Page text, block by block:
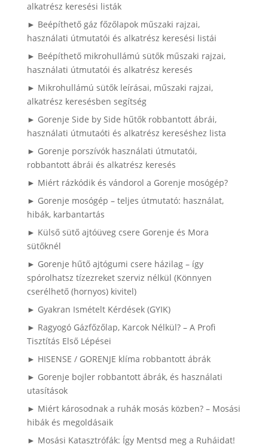
alkatrész keresési listák
► Beépíthető gáz főzőlapok műszaki rajzai,
használati útmutatói és alkatrész keresési listái
► Beépíthető mikrohullámú sütők műszaki rajzai,
használati útmutatói és alkatrész keresés
► Mikrohullámú sütők leírásai, műszaki rajzai,
alkatrész keresésben segítség
► Gorenje Side by Side hűtők robbantott ábrái,
használati útmutaóti és alkatrész kereséshez lista
► Gorenje porszívók használati útmutatói,
robbantott ábrái és alkatrész keresés
► Miért rázkódik és vándorol a Gorenje mosógép?
► Gorenje mosógép – teljes útmutató: használat,
hibák, karbantartás
► Külső sütő ajtóüveg csere Gorenje és Mora
sütőknél
► Gorenje hűtő ajtógumi csere házilag – így
spórolhatsz tízezreket szerviz nélkül (Könnyen
cserélhető (hornyos) kivitel)
► Gyakran Ismételt Kérdések (GYIK)
► Ragyogó Gázfőzőlap, Karcok Nélkül? – A Profi
Tisztítás Első Lépései
► HISENSE / GORENJE klíma robbantott ábrák
► Gorenje bojler robbantott ábrák, és használati
utasítások
► Miért károsodnak a ruhák mosás közben? – Mosási
hibák és megoldásaik
► Mosási Katasztrófák: Így Mentsd meg a Ruháidat!